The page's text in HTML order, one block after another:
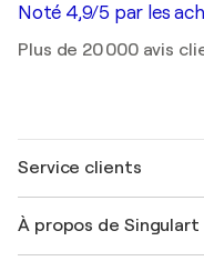
Noté 4,9/5 par les
Plus de 20 000 avis
Service clients
Expédition
À propos de Singulart